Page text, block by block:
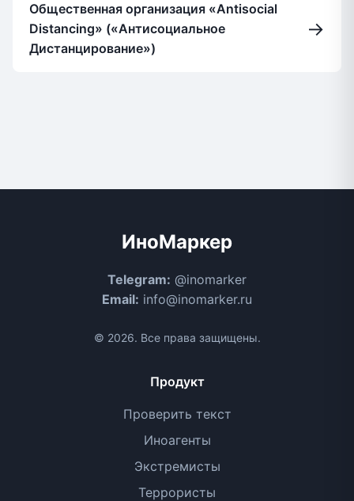
Общественная организация «Antisocial
Distancing» («Антисоциальное
Дистанцирование»)
→
ИноМаркер
Telegram: @inomarker
Email: info@inomarker.ru
© 2026. Все права защищены.
Продукт
Проверить текст
Иноагенты
Экстремисты
Террористы